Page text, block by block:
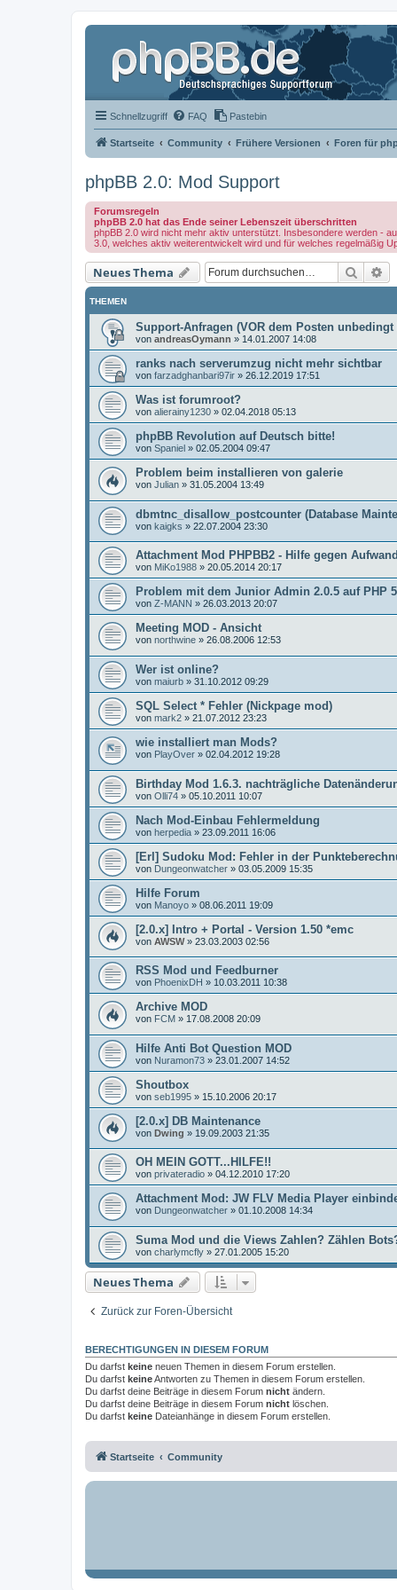
Schnellzugriff FAQ Pastebin
Startseite Community Frühere Versionen Foren für
phpBB 2.0: Mod Support
Forumsregeln
phpBB 2.0 hat das Ende seiner Lebenszeit überschritten
phpBB 2.0 wird nicht mehr aktiv unterstützt. Insbesondere werden -
3.0, welches aktiv weiterentwickelt wird und für welches regelmäßig
Neues Thema Suche
THEMEN
Support-Anfragen (VOR dem Posten unbedingt
von andreasOymann » 14.01.2007 14:08
ranks nach serverumzug nicht mehr sichtbar
von farzadghanbari97ir » 26.12.2019 17:51
Was ist forumroot?
von alierainy1230 » 02.04.2018 05:13
phpBB Revolution auf Deutsch bitte!
von Spaniel » 02.05.2004 09:47
Problem beim installieren von galerie
von Julian » 31.05.2004 13:49
dbmtnc_disallow_postcounter (Database
von kaigks » 22.07.2004 23:30
Attachment Mod PHPBB2 - Hilfe gegen
von MiKo1988 » 20.05.2014 20:17
Problem mit dem Junior Admin 2.0.5 auf PHP
von Z-MANN » 26.03.2013 20:07
Meeting MOD - Ansicht
von northwine » 26.08.2006 12:53
Wer ist online?
von maiurb » 31.10.2012 09:29
SQL Select * Fehler (Nickpage mod)
von mark2 » 21.07.2012 23:23
wie installiert man Mods?
von PlayOver » 02.04.2012 19:28
Birthday Mod 1.6.3. nachträgliche
von Olli74 » 05.10.2011 10:07
Nach Mod-Einbau Fehlermeldung
von herpedia » 23.09.2011 16:06
[Erl] Sudoku Mod: Fehler in der
von Dungeonwatcher » 03.05.2009 15:35
Hilfe Forum
von Manoyo » 08.06.2011 19:09
[2.0.x] Intro + Portal - Version 1.50 *emc
von AWSW» 23.03.2003 02:56
RSS Mod und Feedburner
von PhoenixDH » 10.03.2011 10:38
Archive MOD
von FCM » 17.08.2008 20:09
Hilfe Anti Bot Question MOD
von Nuramon73 » 23.01.2007 14:52
Shoutbox
von seb1995 » 15.10.2006 20:17
[2.0.x] DB Maintenance
von Dwing » 19.09.2003 21:35
OH MEIN GOTT...HILFE!!
von privateradio » 04.12.2010 17:20
Attachment Mod: JW FLV Media Player
von Dungeonwatcher » 01.10.2008 14:34
Suma Mod und die Views Zahlen? Zählen
von charlymcfly » 27.01.2005 15:20
Neues Thema
Zurück zur Foren-Übersicht
BERECHTIGUNGEN IN DIESEM FORUM
Du darfst keine neuen Themen in diesem Forum erstellen.
Du darfst keineAntworten zu Themen in diesem Forum erstellen.
Du darfst deine Beiträge in diesem Forum nicht ändern.
Du darfst deine Beiträge in diesem Forum nicht löschen.
Du darfst keine Dateianhänge in diesem Forum erstellen.
Startseite Community